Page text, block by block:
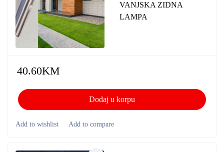
VANJSKA ZIDNA
LAMPA
40.60KM
Dodaj u korpu